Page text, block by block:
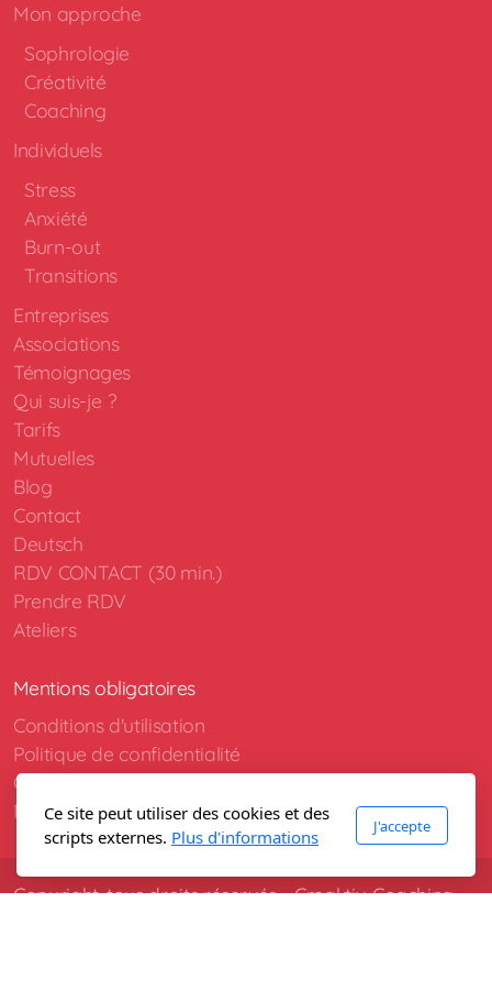
Mon approche
Sophrologie
Créativité
Coaching
Individuels
Stress
Anxiété
Burn-out
Transitions
Entreprises
Associations
Témoignages
Qui suis-je ?
Tarifs
Mutuelles
Blog
Contact
Deutsch
RDV CONTACT (30 min.)
Prendre RDV
Ateliers
Mentions obligatoires
Conditions d'utilisation
Politique de confidentialité
Conditions générales de vente
Mentions légales
Copyright, tous droits réservés - Creaktiv-Coaching
Ce site peut utiliser des cookies et des
scripts externes. Plus d'informations
J'accepte